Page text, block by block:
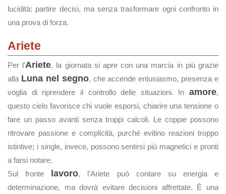
lucidità: partire decisi, ma senza trasformare ogni confronto in
una prova di forza.
Ariete
Per l'Ariete, la giornata si apre con una marcia in più grazie
alla Luna nel segno, che accende entusiasmo, presenza e
voglia di riprendere il controllo delle situazioni. In amore,
questo cielo favorisce chi vuole esporsi, chiarire una tensione o
fare un passo avanti senza troppi calcoli. Le coppie possono
ritrovare passione e complicità, purché evitino reazioni troppo
istintive; i single, invece, possono sentirsi più magnetici e pronti
a farsi notare.
Sul fronte
lavoro, l'Ariete può contare su energia e
determinazione, ma dovrà evitare decisioni affrettate. È una